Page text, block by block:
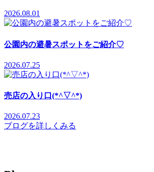
2026.08.01
公園内の避暑スポットをご紹介♡
2026.07.25
売店の入り口(*^▽^*)
2026.07.23
ブログを詳しくみる